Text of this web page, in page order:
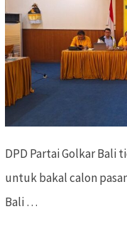
DPD Partai Golkar Bali
untuk bakal calon
Bali …